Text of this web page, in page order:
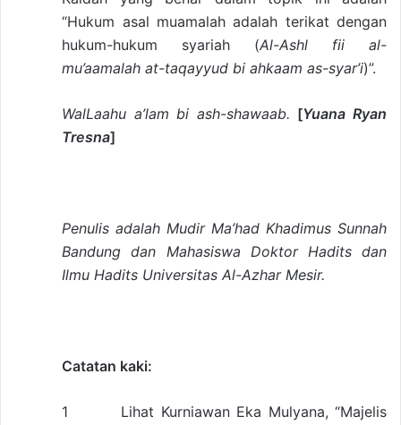
“Hukum asal muamalah adalah terikat dengan
hukum-hukum syariah (Al-Ashl fii al-
mu’aamalah at-taqayyud bi ahkaam as-syar’i)”.
WalLaahu a’lam bi ash-shawaab. [Yuana Ryan
Tresna]
Penulis adalah Mudir Ma’had Khadimus Sunnah
Bandung dan Mahasiswa Doktor Hadits dan
Ilmu Hadits Universitas Al-Azhar Mesir.
Catatan kaki:
1 Lihat Kurniawan Eka Mulyana, “Majelis